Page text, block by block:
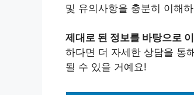
및 유의사항을 충분히 이해
제대로 된 정보를 바탕으로
하다면 더 자세한 상담을 통
될 수 있을 거예요!